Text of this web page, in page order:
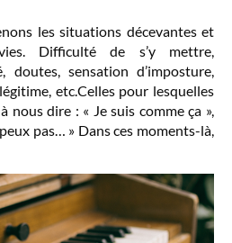
les situations décevantes et
Difficulté de s’y mettre,
doutes, sensation d’imposture,
etc.Celles pour lesquelles
nous dire : « Je suis comme ça »,
peux pas… » Dans ces moments-là,